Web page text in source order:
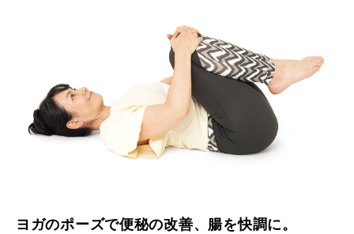
ヨガのポーズで便秘の改善、腸を快調に。